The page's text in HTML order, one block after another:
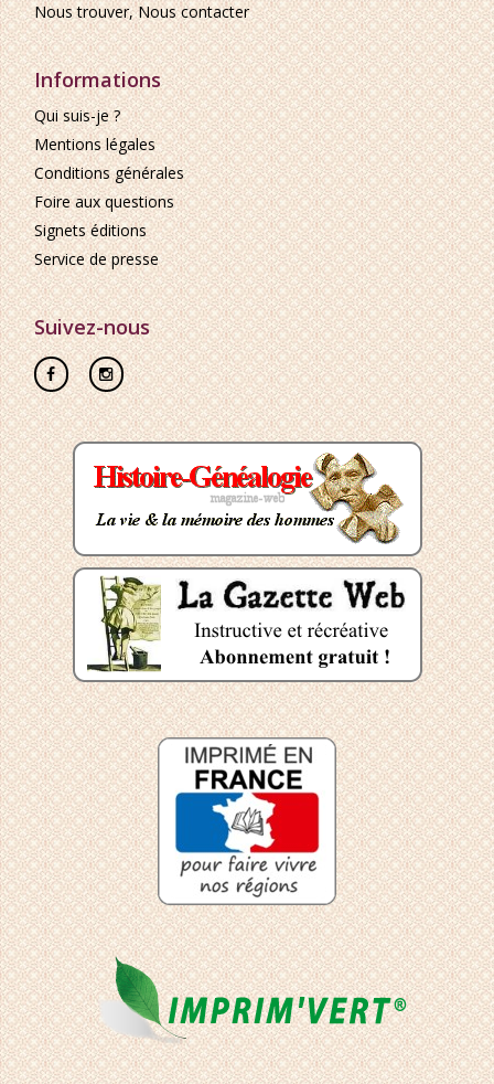
Nous trouver, Nous contacter
Informations
Qui suis-je ?
Mentions légales
Conditions générales
Foire aux questions
Signets éditions
Service de presse
Suivez-nous